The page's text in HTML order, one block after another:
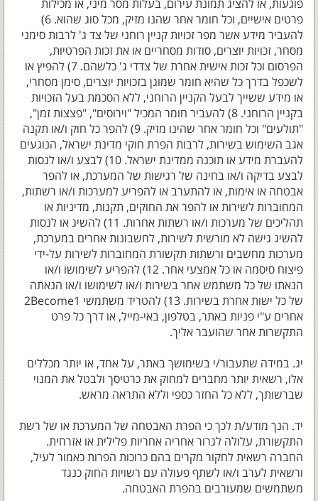
פוגעות, או להציג תמונת עירום, בעלות מסר מיני, או מכילות
פרטים אישיים, וכל חומר אחר שהנו מזיק, מכל סוג שהוא. 6)
להעביר מידע אשר מפר זכויות קניין רוחני של צד ג' לרבות סימני
מסחר, זכויות יוצרים, סודות מסחריים או את זכות הפרטיות,
הפרסום וכל זכות אישית אחרת של צדדי ג' כלשהם. 7) להפיץ או
לשכפל בדרך כל שהיא חומר שמוגן בזכויות יוצרים, סימן מסחרי,
או מידע ששייך לבעל הקניין הרוחני, ללא הסכמת בעל הזכויות
בקניין הרוחני. 8) להעביר חומר המכיל "וירוסים", "פצצות זמן",
"תולעים" וכל חומר אחר שהינו מזיק. 9) להפר כל חוק ו/או תקנה
אגב השימוש בשירות, לרבות הפרת חוקי מדינת ישראל, הנוגעים
להעברת מידע או תוכנה ממדינת ישראל. 10) לבצע ו/או לנסות
לבצע בדיקה ו/או בחינה של רגישות של המערכת, או להפר
אבטחה או אימות, או להתערב או להפריע למערכות ו/או רשתות,
המחוברות לשירות או להפר את החוקים, תקנות, מדיניות או
תהליכים של מערכות ו/או רשתות אחרות. 11) להשיג או לנסות
להשיג גישה לא מורשית לשירות, לחשבונות אחרים במערכת,
מערכות מחשבים ורשתות תקשורת המחוברות לשירות על-ידי
פיצוח סיסמה או כל אמצעי אחר. 12) להפריע לשימושו ו/או
הנאתו של כל משתמש אחר בשירות ו/או לשימושו ו/או הנאתה
של כל ישות אחרת בשירות. 13) להטריד משתמשי 2Become1
אחרים ע"י פניות באתר, בטלפון, באי-מייל, או דרך כל פרט
התקשרות אחר שהועבר אליך.
יג. במידה שתעבור/י בשימושך באתר, על אחד, או יותר מכללים
אלו, רשאית יותר מחברים למחוק את כרטיסך ולבטל את המנוי
שברשותך, ללא כל החזר כספי וללא התראה מראש.
יד. הנך מודע/ת לכך כי הפרת האבטחה של המערכת או של רשת
התקשורת, עלולה לגרור אחריה אחריות פלילית או אזרחית.
החברה רשאית לחקור מקרים בהם כרוכות הפרות כאמור לעיל,
ורשאית לערב ו/או לשתף פעולה עם רשויות החוק כנגד
משתמשים שמעורבים בהפרת האבטחה.